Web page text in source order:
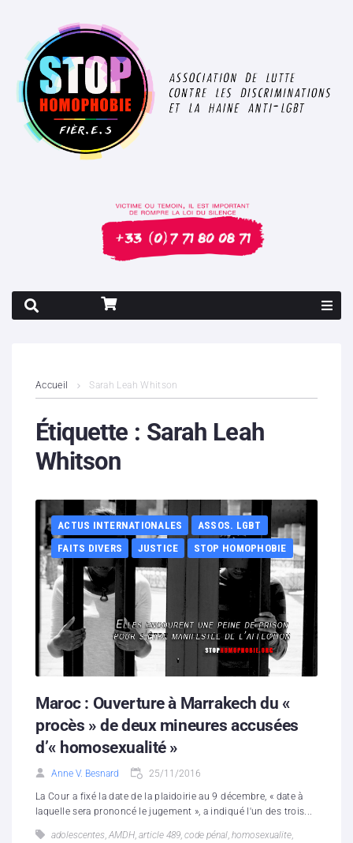
Contenus litigieux
Nous soutenir
Partenaires
Contacts
Hébergement solidaire
Accueil Sarah Leah Whitson
Étiquette : Sarah Leah
Whitson
ACTUS INTERNATIONALES
ASSOS. LGBT
FAITS DIVERS
JUSTICE STOP HOMOPHOBIE
Maroc : Ouverture à Marrakech du «
procès » de deux mineures accusées
d’« homosexualité »
Anne V. Besnard 25/11/2016
La Cour a fixé la date de la plaidoirie au 9 décembre, « date à
laquelle sera prononcé le jugement », a indiqué l'un des trois...
adolescentes AMDH article 489 code pénal homosexualite